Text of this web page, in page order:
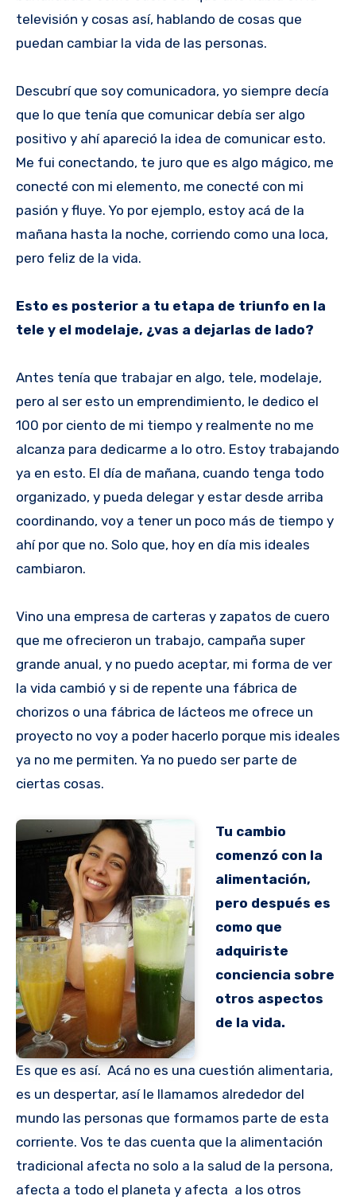
televisión y cosas así, hablando de cosas que
puedan cambiar la vida de las personas.
Descubrí que soy comunicadora, yo siempre decía
que lo que tenía que comunicar debía ser algo
positivo y ahí apareció la idea de comunicar esto.
Me fui conectando, te juro que es algo mágico, me
conecté con mi elemento, me conecté con mi
pasión y fluye. Yo por ejemplo, estoy acá de la
mañana hasta la noche, corriendo como una loca,
pero feliz de la vida.
Esto es posterior a tu etapa de triunfo en la
tele y el modelaje, ¿vas a dejarlas de lado?
Antes tenía que trabajar en algo, tele, modelaje,
pero al ser esto un emprendimiento, le dedico el
100 por ciento de mi tiempo y realmente no me
alcanza para dedicarme a lo otro. Estoy trabajando
ya en esto. El día de mañana, cuando tenga todo
organizado, y pueda delegar y estar desde arriba
coordinando, voy a tener un poco más de tiempo y
ahí por que no. Solo que, hoy en día mis ideales
cambiaron.
Vino una empresa de carteras y zapatos de cuero
que me ofrecieron un trabajo, campaña super
grande anual, y no puedo aceptar, mi forma de ver
la vida cambió y si de repente una fábrica de
chorizos o una fábrica de lácteos me ofrece un
proyecto no voy a poder hacerlo porque mis ideales
ya no me permiten. Ya no puedo ser parte de
ciertas cosas.
Tu cambio
comenzó con la
alimentación,
pero después es
como que
adquiriste
conciencia sobre
otros aspectos
de la vida.
Es que es así. Acá no es una cuestión alimentaria,
es un despertar, así le llamamos alrededor del
mundo las personas que formamos parte de esta
corriente. Vos te das cuenta que la alimentación
tradicional afecta no solo a la salud de la persona,
afecta a todo el planeta y afecta a los otros